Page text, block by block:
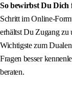
So bewirbst Du Dich
Schritt im Online-
erhältst Du Zugang zu
Wichtigste zum
Fragen besser
beraten.